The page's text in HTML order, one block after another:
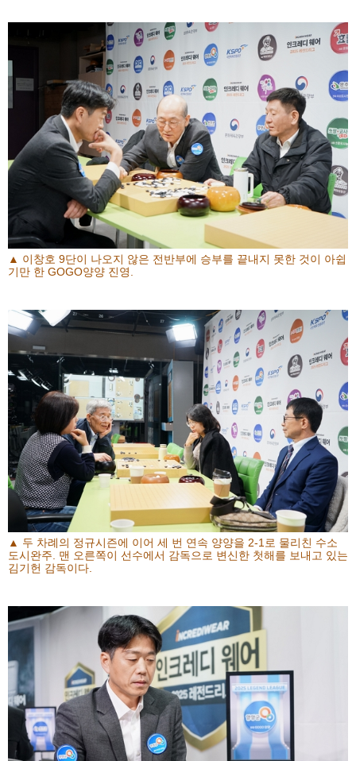
▲ 이창호 9단이 나오지 않은 전반부에 승부를 끝내지 못한 것이 아쉽
기만 한 GOGO양양 진영.
▲ 두 차례의 정규시즌에 이어 세 번 연속 양양을 2-1로 물리친 수소
도시완주. 맨 오른쪽이 선수에서 감독으로 변신한 첫해를 보내고 있는
김기헌 감독이다.